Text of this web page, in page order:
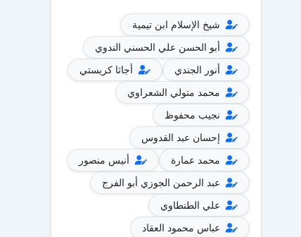
شيخ الإسلام ابن تيمية
أبو الحسن علي الحسني الندوي
أنور الجندي
أجاثا كريستي
محمد متولي الشعراوي
نجيب محفوظ
إحسان عبد القدوس
محمد عمارة
أنيس منصور
عبد الرحمن الجوزي أبو الفرج
علي الطنطاوي
عباس محمود العقاد